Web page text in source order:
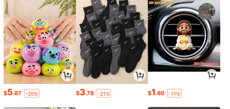
$5.87 -20% $3.78 -21% $1.60 -11%